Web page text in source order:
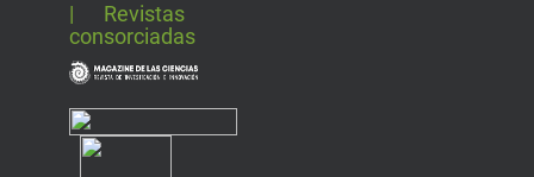
| Revistas
consorciadas